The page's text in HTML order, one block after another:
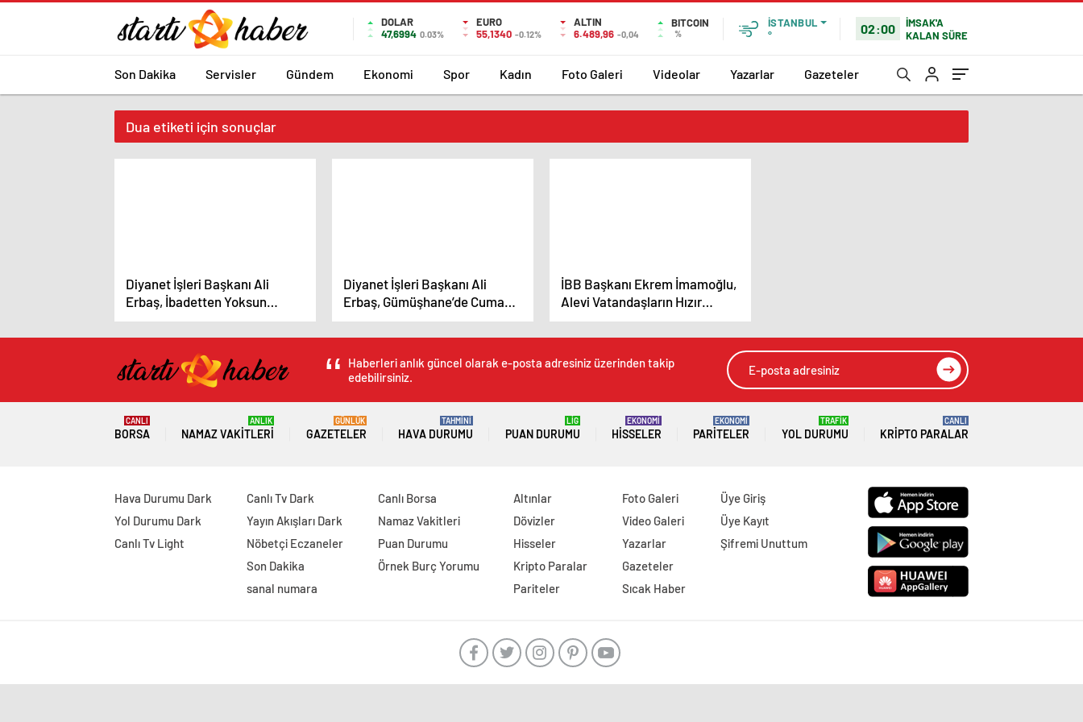
DOLAR
47,6994 0.03%
EURO
55,1340 -0.12%
ALTIN
6.489,96 -0,04
BITCOIN
%
İSTANBUL
°
02:00
İMSAK'A
KALAN SÜRE
Son Dakika Servisler Gündem Ekonomi Spor Kadın Foto Galeri Videolar Yazarlar Gazeteler
Dua etiketi için sonuçlar
Diyanet İşleri Başkanı Ali
Erbaş, İbadetten Yoksun
İnançın Anlamını Sordu
Diyanet İşleri Başkanı Ali
Erbaş, Gümüşhane’de Cuma
Namazı Kıldırdı
İBB Başkanı Ekrem İmamoğlu,
Alevi Vatandaşların Hızır
Lokmasına Ortak Oldu
Haberleri anlık güncel olarak e-posta adresiniz üzerinden takip
edebilirsiniz.
BORSA
CANLI
NAMAZ VAKITLERI
ANLIK
GAZETELER
GÜNLÜK
HAVA DURUMU
TAHMİNİ
PUAN DURUMU
LİG
HISSELER
EKONOMİ
PARITELER
EKONOMİ
YOL DURUMU
TRAFİK
KRIPTO PARALAR
CANLI
Hava Durumu Dark
Yol Durumu Dark
Canlı Tv Light
Canlı Tv Dark
Yayın Akışları Dark
Nöbetçi Eczaneler
Son Dakika
sanal numara
Canlı Borsa
Namaz Vakitleri
Puan Durumu
Örnek Burç Yorumu
Altınlar
Dövizler
Hisseler
Kripto Paralar
Pariteler
Foto Galeri
Video Galeri
Yazarlar
Gazeteler
Sıcak Haber
Üye Giriş
Üye Kayıt
Şifremi Unuttum